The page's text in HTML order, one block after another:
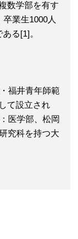
数学部を有す
業生1000人
る[1]。
福井青年師範
て設立され
医学部、松岡
究科を持つ大